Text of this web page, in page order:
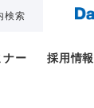
検索
ナー 採用情報